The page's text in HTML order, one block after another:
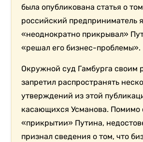
была опубликована статья о
российский предприниматель
«неоднократно прикрывал»
«решал его бизнес-проблемы».
Окружной суд Гамбурга своим
запретил распространять
утверждений из этой
касающихся Усманова. Помимо
«прикрытии» Путина,
признал сведения о том, что